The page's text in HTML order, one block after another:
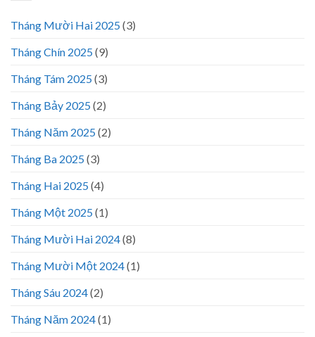
Tháng Mười Hai 2025(3)
Tháng Chín 2025(9)
Tháng Tám 2025(3)
Tháng Bảy 2025(2)
Tháng Năm 2025(2)
Tháng Ba 2025(3)
Tháng Hai 2025(4)
Tháng Một 2025(1)
Tháng Mười Hai 2024(8)
Tháng Mười Một 2024(1)
Tháng Sáu 2024(2)
Tháng Năm 2024(1)